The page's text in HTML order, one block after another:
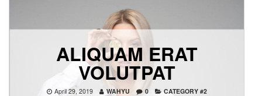
ALIQUAM ERAT
VOLUTPAT
April 29, 2019 WAHYU 0 CATEGORY #2